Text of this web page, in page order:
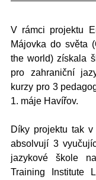
V rámci projektu
Májovka do světa
the world) získala
pro zahraniční
kurzy pro 3
1. máje Havířov.
Díky projektu tak
absolvují 3
jazykové škole
Training Institute